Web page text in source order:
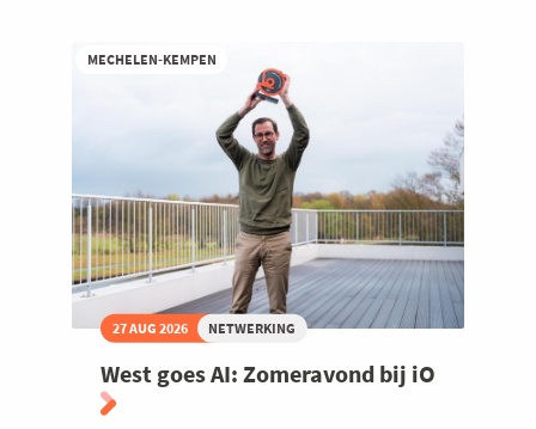
MECHELEN-KEMPEN
27 AUG 2026 NETWERKING
West goes AI: Zomeravond bij iO